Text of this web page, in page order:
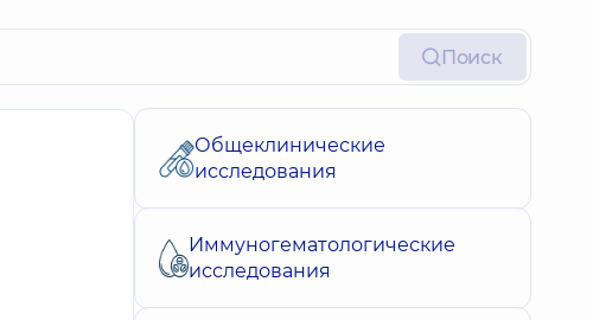
Поиск
Общеклинические
исследования
Иммуногематологические
исследования